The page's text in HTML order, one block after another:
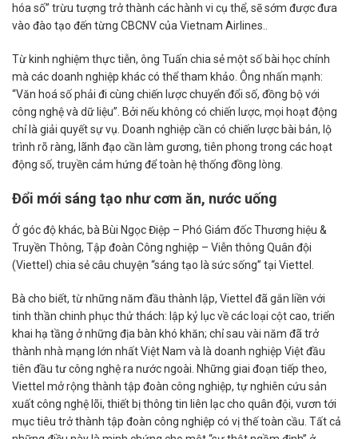
hóa số” trừu tượng trở thành các hành vi cụ thể, sẽ sớm được đưa
vào đào tạo đến từng CBCNV của Vietnam Airlines..
Từ kinh nghiệm thực tiễn, ông Tuấn chia sẻ một số bài học chính
mà các doanh nghiệp khác có thể tham khảo. Ông nhấn mạnh:
“Văn hoá số phải đi cùng chiến lược chuyển đổi số, đồng bộ với
công nghệ và dữ liệu”. Bởi nếu không có chiến lược, mọi hoạt động
chỉ là giải quyết sự vụ. Doanh nghiệp cần có chiến lược bài bản, lộ
trình rõ ràng, lãnh đạo cần làm gương, tiên phong trong các hoạt
động số, truyền cảm hứng để toàn hệ thống đồng lòng.
Đổi mới sáng tạo như cơm ăn, nước uống
Ở góc độ khác, bà Bùi Ngọc Điệp – Phó Giám đốc Thương hiệu &
Truyền Thông, Tập đoàn Công nghiệp – Viễn thông Quân đội
(Viettel) chia sẻ câu chuyện “sáng tạo là sức sống” tại Viettel.
Bà cho biết, từ những năm đầu thành lập, Viettel đã gắn liền với
tinh thần chinh phục thử thách: lập kỷ lục về các loại cột cao, triển
khai hạ tầng ở những địa bàn khó khăn; chỉ sau vài năm đã trở
thành nhà mạng lớn nhất Việt Nam và là doanh nghiệp Việt đầu
tiên đầu tư công nghệ ra nước ngoài. Những giai đoạn tiếp theo,
Viettel mở rộng thành tập đoàn công nghiệp, tự nghiên cứu sản
xuất công nghệ lõi, thiết bị thông tin liên lạc cho quân đội, vươn tới
mục tiêu trở thành tập đoàn công nghiệp có vị thế toàn cầu. Tất cả